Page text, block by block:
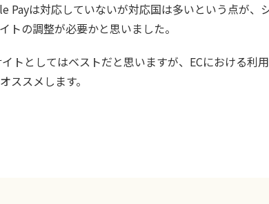
Payは対応していないが対応国は多いという点が、
トの調整が必要かと思いました。
トとしてはベストだと思いますが、ECにおける利
ススメします。